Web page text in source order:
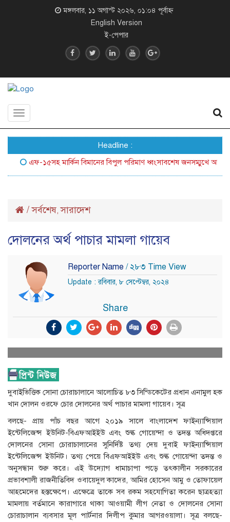
মঙ্গলবার, ১১ অগাস্ট ২০২৬, ০১:০৪ পূর্বাহ্ন
English Version
ই-পেপার
Toggle
Headline :
এফ-১৫সহ মার্কিন বিমানের বিপুল পরিমাণ ধ্বংসাবশেষ জনসম্মুখে আনল ইরান
/সর্বশেষ,সারাদেশ
দোলনের অর্থ পাচার মামলা গায়েব
Reporter Name / ২৮৩ Time View
Update : রবিবার, ৮ সেপ্টেম্বর, ২০২৪
Share
দুবাইভিত্তিক সোনা চোরাচালানে আলোচিত ৮৩ সিন্ডিকেটের প্রধান এনামুল হক
খান দোলন ওরফে চোর দোলনের অর্থ পাচার মামলা গায়েব। সূত্র
বলছে- প্রায় পাঁচ বছর আগে ২০১৯ সালে বাংলাদেশ ফাইন্যান্সিয়াল
ইন্টেলিজেন্স ইউনিট-বিএফআইইউ এবং শুল্ক গোয়েন্দা ও তদন্ত অধিদপ্তরে
দোলনের সোনা চোরাচালানের সুনির্দিষ্ট তথ্য দেয় দুবাই ফাইন্যান্সিয়াল
ইন্টেলিজেন্স ইউনিট। তথ্য পেয়ে বিএফআইইউ এবং শুল্ক গোয়েন্দা তদন্ত ও
অনুসন্ধান শুরু করে। এই উদ্যোগ ধামাচাপা পড়ে তৎকালীন সরকারের
প্রভাবশালী রাজনীতিবিদ ওবায়েদুল কাদের, আমির হোসেন আমু ও তোফায়েল
আহমেদের হস্তক্ষেপে। এক্ষেত্রে তাকে সব রকম সহযোগিতা করেন ছাত্রহত্যা
মামলায় বর্তমানে কারাগারে থাকা আওয়ামী লীগ নেতা ও দোলনের সোনা
চোরাচালান ব্যবসার মূল পার্টনার দিলীপ কুমার আগরওয়ালা। সূত্র বলছে-